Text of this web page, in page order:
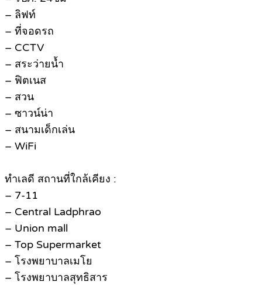
– ลิฟท์
– ที่จอดรถ
– CCTV
– สระว่ายน้ำ
– ฟิตเนส
– สวน
– ซาวน์น่า
– สนามเด็กเล่น
– WiFi
ทำเลดี สถานที่ใกล้เคียง :
– 7-11
– Central Ladphrao
– Union mall
– Top Supermarket
– โรงพยาบาลเมโย
– โรงพยาบาลสุทธิสาร